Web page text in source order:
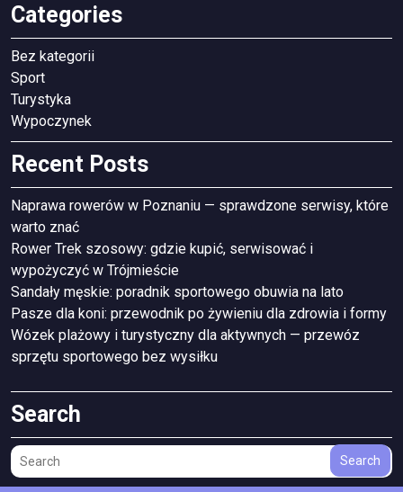
Categories
Bez kategorii
Sport
Turystyka
Wypoczynek
Recent Posts
Naprawa rowerów w Poznaniu — sprawdzone serwisy, które
warto znać
Rower Trek szosowy: gdzie kupić, serwisować i
wypożyczyć w Trójmieście
Sandały męskie: poradnik sportowego obuwia na lato
Pasze dla koni: przewodnik po żywieniu dla zdrowia i formy
Wózek plażowy i turystyczny dla aktywnych — przewóz
sprzętu sportowego bez wysiłku
Search
Search